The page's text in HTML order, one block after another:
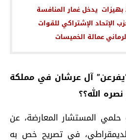
بهيزات يدخل غمار المنافسة
الإتحاد الإشتراكي للقوات
عمالة الخميسات
آل عرشان في مملكة
الله؟؟
حلمي المستشار المعارضة، عن
في تصريح خص به